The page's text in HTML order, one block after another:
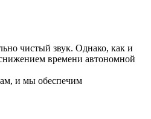
чистый звук. Однако, как и
времени автономной
и мы обеспечим